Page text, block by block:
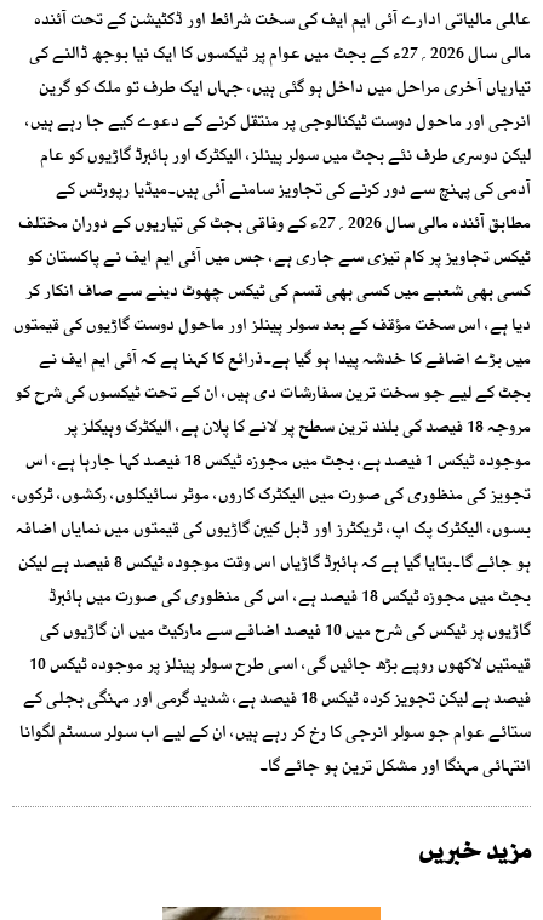
عالمی مالیاتی ادارے آئی ایم ایف کی سخت شرائط اور ڈکٹیشن کے تحت آئندہ
مالی سال 2026؍27ء کے بجٹ میں عوام پر ٹیکسوں کا ایک نیا بوجھ ڈالنے کی
تیاریاں آخری مراحل میں داخل ہو گئی ہیں، جہاں ایک طرف تو ملک کو گرین
انرجی اور ماحول دوست ٹیکنالوجی پر منتقل کرنے کے دعوے کیے جا رہے ہیں،
لیکن دوسری طرف نئے بجٹ میں سولر پینلز، الیکٹرک اور ہائبرڈ گاڑیوں کو عام
آدمی کی پہنچ سے دور کرنے کی تجاویز سامنے آئی ہیں۔میڈیا رپورٹس کے
مطابق آئندہ مالی سال 2026؍27ء کے وفاقی بجٹ کی تیاریوں کے دوران مختلف
ٹیکس تجاویز پر کام تیزی سے جاری ہے، جس میں آئی ایم ایف نے پاکستان کو
کسی بھی شعبے میں کسی بھی قسم کی ٹیکس چھوٹ دینے سے صاف انکار کر
دیا ہے، اس سخت مؤقف کے بعد سولر پینلز اور ماحول دوست گاڑیوں کی قیمتوں
میں بڑے اضافے کا خدشہ پیدا ہو گیا ہے۔ذرائع کا کہنا ہے کہ آئی ایم ایف نے
بجٹ کے لیے جو سخت ترین سفارشات دی ہیں، ان کے تحت ٹیکسوں کی شرح کو
مروجہ 18 فیصد کی بلند ترین سطح پر لانے کا پلان ہے، الیکٹرک وہیکلز پر
موجودہ ٹیکس 1 فیصد ہے، بجٹ میں مجوزہ ٹیکس 18 فیصد کہا جارہا ہے، اس
تجویز کی منظوری کی صورت میں الیکٹرک کاروں، موٹر سائیکلوں، رکشوں، ٹرکوں،
بسوں، الیکٹرک پک اپ، ٹریکٹرز اور ڈبل کیبن گاڑیوں کی قیمتوں میں نمایاں اضافہ
ہو جائے گا۔بتایا گیا ہے کہ ہائبرڈ گاڑیاں اس وقت موجودہ ٹیکس 8 فیصد ہے لیکن
بجٹ میں مجوزہ ٹیکس 18 فیصد ہے، اس کی منظوری کی صورت میں ہائبرڈ
گاڑیوں پر ٹیکس کی شرح میں 10 فیصد اضافے سے مارکیٹ میں ان گاڑیوں کی
قیمتیں لاکھوں روپے بڑھ جائیں گی، اسی طرح سولر پینلز پر موجودہ ٹیکس 10
فیصد ہے لیکن تجویز کردہ ٹیکس 18 فیصد ہے، شدید گرمی اور مہنگی بجلی کے
ستائے عوام جو سولر انرجی کا رخ کر رہے ہیں، ان کے لیے اب سولر سسٹم لگوانا
انتہائی مہنگا اور مشکل ترین ہو جائے گا۔
مزید خبریں